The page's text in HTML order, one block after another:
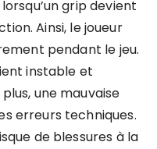
grip devient
Ainsi, le joueur
pendant le jeu.
instable et
une mauvaise
erreurs techniques.
de blessures à la